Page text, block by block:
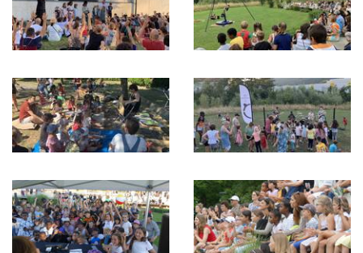
l'image
l'image
l'image
l'image